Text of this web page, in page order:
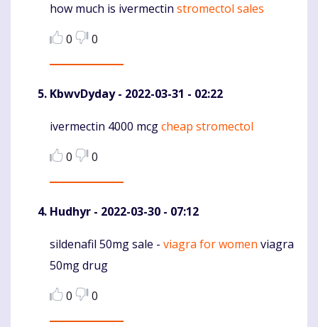
Komentaras
how much is ivermectin stromectol sales
0
0
KbwvDyday- 2022-03-31 - 02:22
Komentaras
ivermectin 4000 mcgcheap stromectol
0
0
Hudhyr - 2022-03-30 - 07:12
Komentaras
sildenafil 50mg sale - viagra for women viagra
50mg drug
0
0